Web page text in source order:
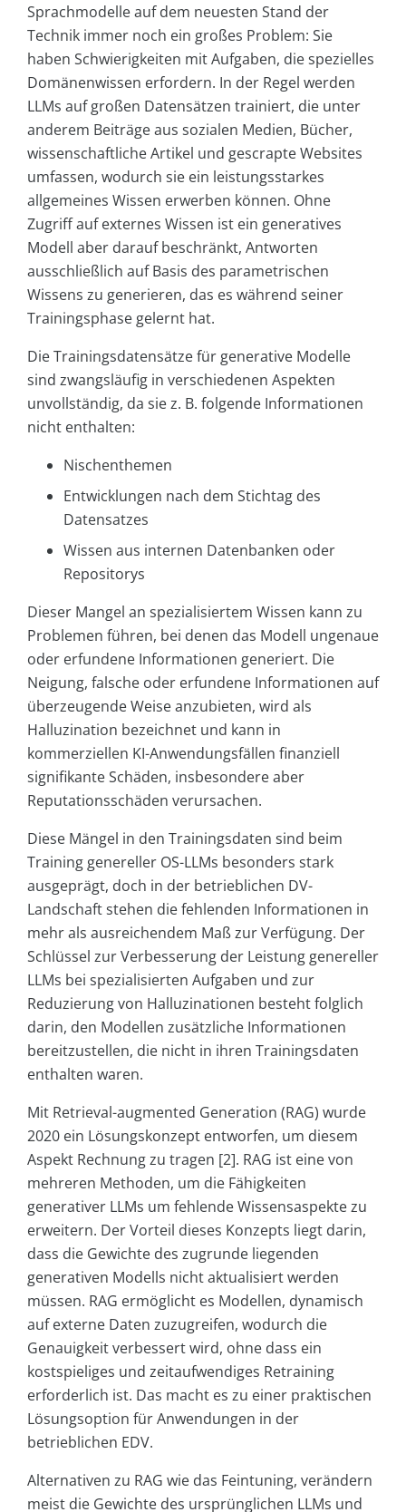
Sprachmodelle auf dem neuesten Stand der
Technik immer noch ein großes Problem: Sie
haben Schwierigkeiten mit Aufgaben, die spezielles
Domänenwissen erfordern. In der Regel werden
LLMs auf großen Datensätzen trainiert, die unter
anderem Beiträge aus sozialen Medien, Bücher,
wissenschaftliche Artikel und gescrapte Websites
umfassen, wodurch sie ein leistungsstarkes
allgemeines Wissen erwerben können. Ohne
Zugriff auf externes Wissen ist ein generatives
Modell aber darauf beschränkt, Antworten
ausschließlich auf Basis des parametrischen
Wissens zu generieren, das es während seiner
Trainingsphase gelernt hat.
Die Trainingsdatensätze für generative Modelle
sind zwangsläufig in verschiedenen Aspekten
unvollständig, da sie z. B. folgende Informationen
nicht enthalten:
Nischenthemen
Entwicklungen nach dem Stichtag des
Datensatzes
Wissen aus internen Datenbanken oder
Repositorys
Dieser Mangel an spezialisiertem Wissen kann zu
Problemen führen, bei denen das Modell ungenaue
oder erfundene Informationen generiert. Die
Neigung, falsche oder erfundene Informationen auf
überzeugende Weise anzubieten, wird als
Halluzination bezeichnet und kann in
kommerziellen KI-Anwendungsfällen finanziell
signifikante Schäden, insbesondere aber
Reputationsschäden verursachen.
Diese Mängel in den Trainingsdaten sind beim
Training genereller OS-LLMs besonders stark
ausgeprägt, doch in der betrieblichen DV-
Landschaft stehen die fehlenden Informationen in
mehr als ausreichendem Maß zur Verfügung. Der
Schlüssel zur Verbesserung der Leistung genereller
LLMs bei spezialisierten Aufgaben und zur
Reduzierung von Halluzinationen besteht folglich
darin, den Modellen zusätzliche Informationen
bereitzustellen, die nicht in ihren Trainingsdaten
enthalten waren.
Mit Retrieval-augmented Generation (RAG) wurde
2020 ein Lösungskonzept entworfen, um diesem
Aspekt Rechnung zu tragen [2]. RAG ist eine von
mehreren Methoden, um die Fähigkeiten
generativer LLMs um fehlende Wissensaspekte zu
erweitern. Der Vorteil dieses Konzepts liegt darin,
dass die Gewichte des zugrunde liegenden
generativen Modells nicht aktualisiert werden
müssen. RAG ermöglicht es Modellen, dynamisch
auf externe Daten zuzugreifen, wodurch die
Genauigkeit verbessert wird, ohne dass ein
kostspieliges und zeitaufwendiges Retraining
erforderlich ist. Das macht es zu einer praktischen
Lösungsoption für Anwendungen in der
betrieblichen EDV.
Alternativen zu RAG wie das Feintuning, verändern
meist die Gewichte des ursprünglichen LLMs und